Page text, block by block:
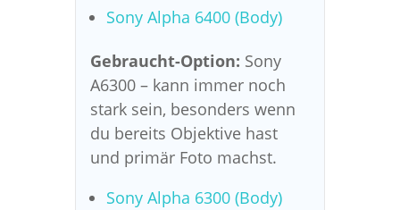
Sony Alpha 6400 (Body)
Gebraucht-Option: Sony
A6300 – kann immer noch
stark sein, besonders wenn
du bereits Objektive hast
und primär Foto machst.
Sony Alpha 6300 (Body)